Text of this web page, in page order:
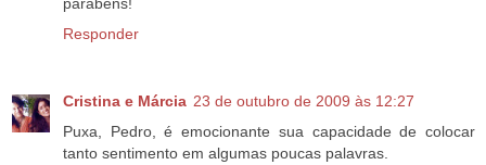
parabéns!
Responder
Cristina e Márcia 23 de outubro de 2009 às 12:27
Puxa, Pedro, é emocionante sua capacidade de colocar
tanto sentimento em algumas poucas palavras.